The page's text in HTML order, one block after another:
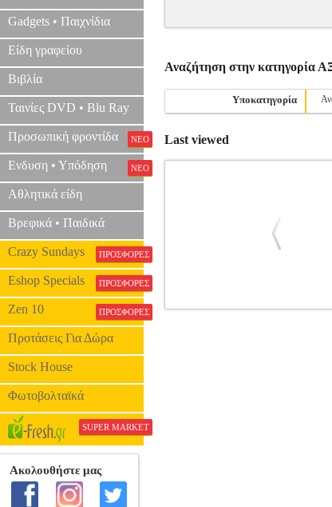
Gadgets • Παιχνίδια
Είδη γραφείου
Βιβλία
Ταινίες DVD • Blu Ray
Προσωπική φροντίδα ΝΕΟ
Ενδυση • Υπόδηση ΝΕΟ
Αθλητικά είδη
Βρεφικά • Παιδικά
Crazy Sundays ΠΡΟΣΦΟΡΕΣ
Eshop Specials ΠΡΟΣΦΟΡΕΣ
Zen 10 ΠΡΟΣΦΟΡΕΣ
Προτάσεις Για Δώρα
Stock House
Φωτοβολταϊκά
SUPER MARKET
Αναζήτηση στην
Υποκατηγορία
Last viewed